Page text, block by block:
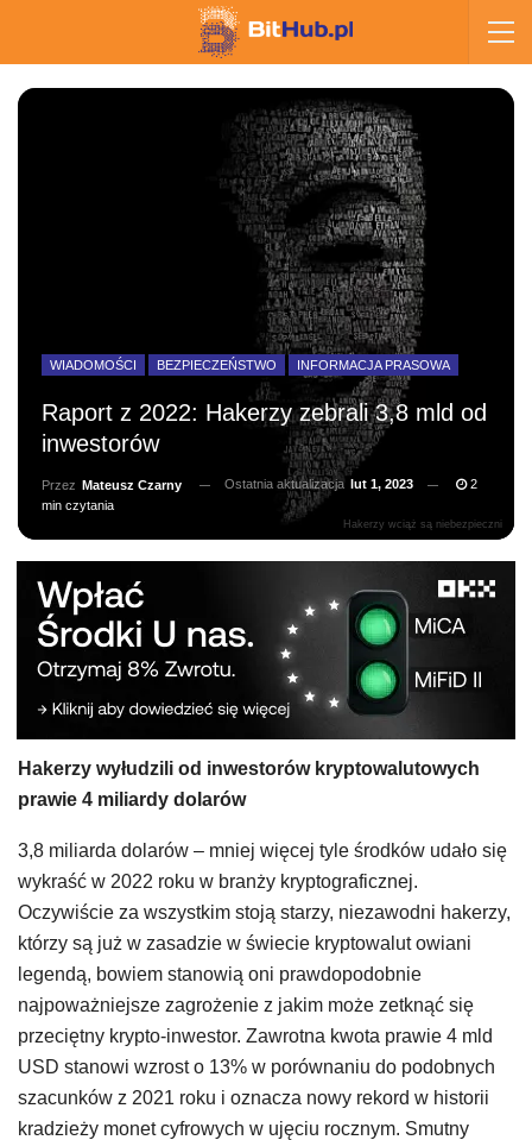
Hakerzy wciąż są niebezpieczni
WIADOMOŚCI BEZPIECZEŃSTWO INFORMACJA PRASOWA
Raport z 2022: Hakerzy zebrali 3,8 mld od
inwestorów
Przez Mateusz Czarny Ostatnia aktualizacja lut 1, 2023
2
min czytania
Hakerzy wyłudzili od inwestorów kryptowalutowych
prawie 4 miliardy dolarów
3,8 miliarda dolarów – mniej więcej tyle środków udało się
wykraść w 2022 roku w branży kryptograficznej.
Oczywiście za wszystkim stoją starzy, niezawodni hakerzy,
którzy są już w zasadzie w świecie kryptowalut owiani
legendą, bowiem stanowią oni prawdopodobnie
najpoważniejsze zagrożenie z jakim może zetknąć się
przeciętny krypto-inwestor. Zawrotna kwota prawie 4 mld
USD stanowi wzrost o 13% w porównaniu do podobnych
szacunków z 2021 roku i oznacza nowy rekord w historii
kradzieży monet cyfrowych w ujęciu rocznym. Smutny